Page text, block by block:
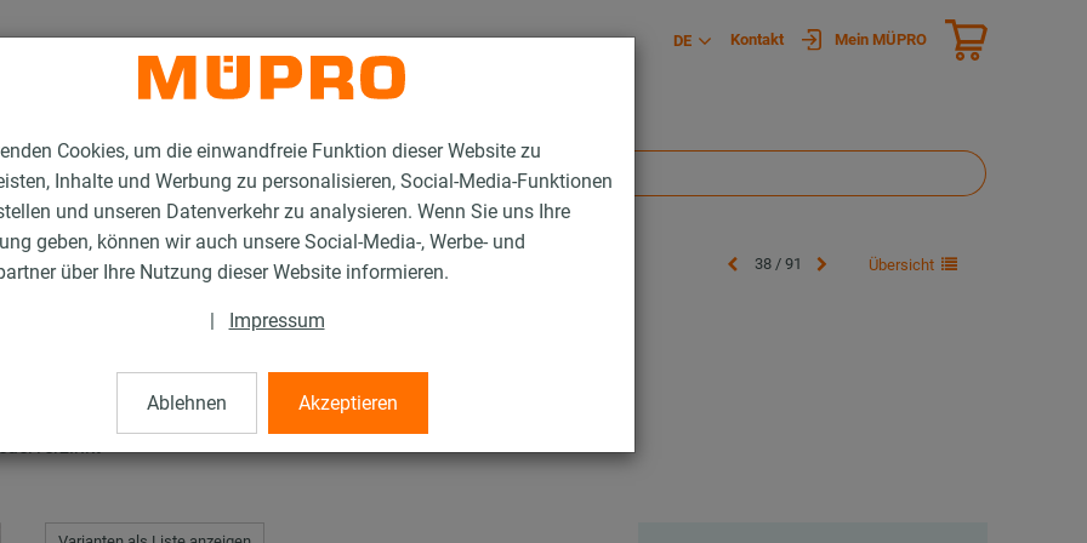
Cookies, um die einwandfreie Funktion dieser Website zu
Inhalte und Werbung zu personalisieren, Social-Media-Funktionen
und unseren Datenverkehr zu analysieren. Wenn Sie uns Ihre
geben, können wir auch unsere Social-Media-, Werbe- und
über Ihre Nutzung dieser Website informieren.
| Impressum
Ablehnen Akzeptieren
DE Kontakt Mein MÜPRO
Produkte für die Lüftungsbefestigung MPR-Halteklammern 38 / 91 Übersicht